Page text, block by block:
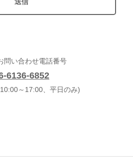
問い合わせ電話番号
6136-6852
～17:00、平日のみ)